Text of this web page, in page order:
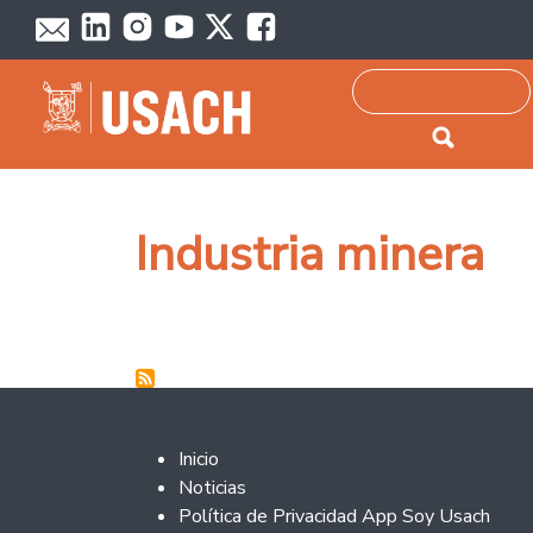
Passar para o conteúdo principal
Pesquisar
Industria minera
Footer 2
Inicio
Noticias
Política de Privacidad App Soy Usach